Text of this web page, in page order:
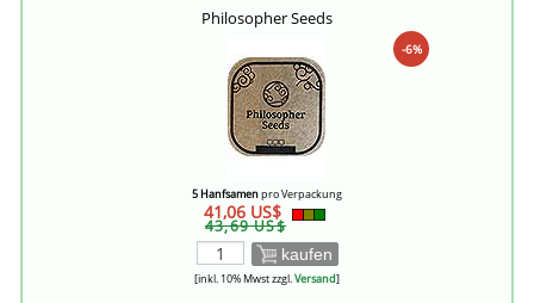
Philosopher Seeds
-6%
5 Hanfsamenpro Verpackung
41,06 US$
43,69 US$
kaufen
[inkl. 10% Mwst zzgl.Versand]